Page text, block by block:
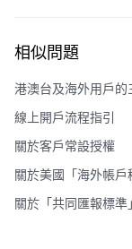
相似問題
港澳台及海外用戶的
線上開戶流程指引
關於客戶常設授權
關於美國「海外帳戶
關於「共同匯報標準